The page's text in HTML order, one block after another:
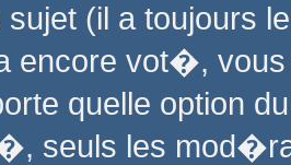
sujet (il a toujours
encore vot�,
quelle option
seuls les